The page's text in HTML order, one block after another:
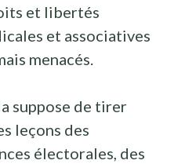
et libertés
et associatives
menacés.
suppose de tirer
leçons des
électorales, des